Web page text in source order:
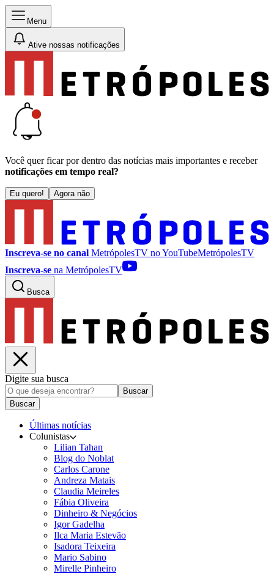
Menu
Ative nossas notificações
Você quer ficar por dentro das notícias mais importantes e receber
notificações em tempo real?
Eu quero! Agora não
Inscreva-se no canal MetrópolesTV noYouTubeMetrópolesTV
Inscreva-se na MetrópolesTV
Busca
Digite sua busca
Buscar
Buscar
Últimas notícias
Colunistas
Lilian Tahan
Blog do Noblat
Carlos Carone
Andreza Matais
Claudia Meireles
Fábia Oliveira
Dinheiro & Negócios
Igor Gadelha
Ilca Maria Estevão
Isadora Teixeira
Mario Sabino
Mirelle Pinheiro